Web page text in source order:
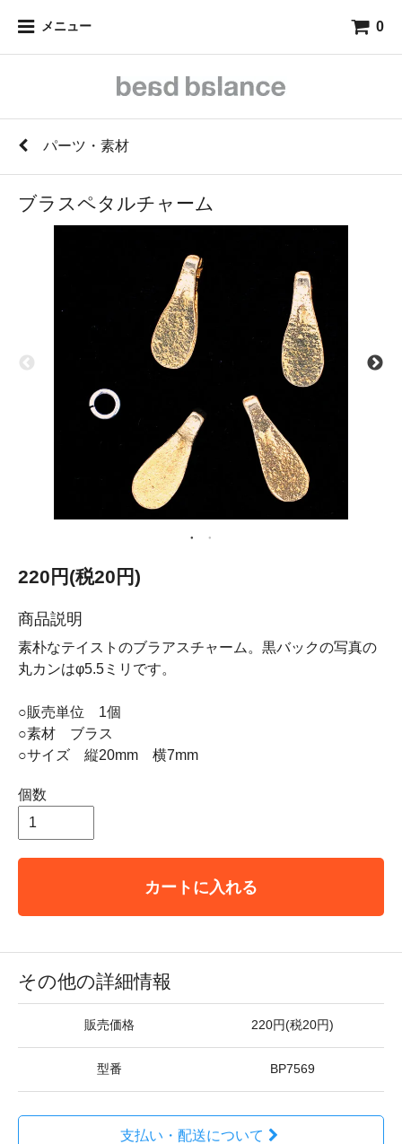
メニュー 0
パーツ・素材
ブラスペタルチャーム
220円(税20円)
商品説明
素朴なテイストのブラアスチャーム。黒バックの写真の
丸カンはφ5.5ミリです。
○販売単位 1個
○素材 ブラス
○サイズ 縦20mm 横7mm
個数
カートに入れる
その他の詳細情報
販売価格 220円(税20円)
型番 BP7569
支払い・配送について